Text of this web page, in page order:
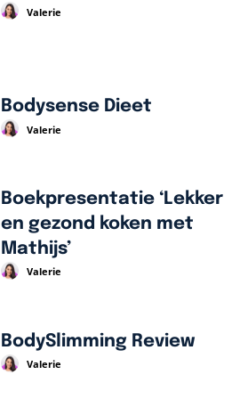
Valerie
Bodysense Dieet
Valerie
Boekpresentatie ‘Lekker
en gezond koken met
Mathijs’
Valerie
BodySlimming Review
Valerie